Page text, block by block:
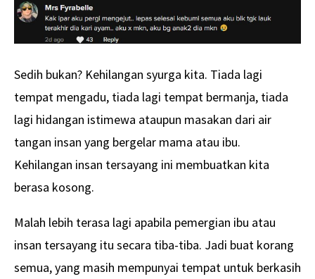
Sedih bukan? Kehilangan syurga kita. Tiada lagi
tempat mengadu, tiada lagi tempat bermanja, tiada
lagi hidangan istimewa ataupun masakan dari air
tangan insan yang bergelar mama atau ibu.
Kehilangan insan tersayang ini membuatkan kita
berasa kosong.
Malah lebih terasa lagi apabila pemergian ibu atau
insan tersayang itu secara tiba-tiba. Jadi buat korang
semua, yang masih mempunyai tempat untuk berkasih